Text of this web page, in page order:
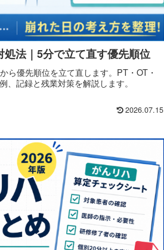
法｜5分で立て直す優先順位
ら優先順位を立て直します。PT・OT・
記録と残業対策を解説します。
2026.07.15